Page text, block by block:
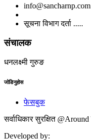
info@sancharnp.com
सूचना विभाग दर्ता .....
संचालक
धनलक्ष्मी गुरुङ
जोडिनुहोस
फेसबुक
सर्वाधिकार सुरक्षित
Developed by: